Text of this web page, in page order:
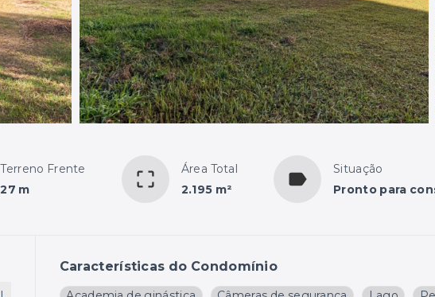
Terreno Frente
27 m
Área Total
2.195 m²
Situação
Pronto para
Características do Condomínio